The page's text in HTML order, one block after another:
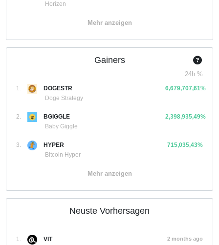
Horizen
Mehr anzeigen
Gainers
24h %
1.
DOGESTR
Doge Strategy
6,679,707,61%
2.
BGIGGLE
Baby Giggle
2,398,935,49%
3.
HYPER
Bitcoin Hyper
715,035,43%
Mehr anzeigen
Neuste Vorhersagen
1.
VIT
2 months ago